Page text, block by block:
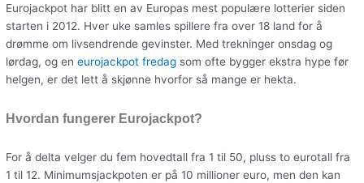
Eurojackpot har blitt en av Europas mest populære lotterier siden
starten i 2012. Hver uke samles spillere fra over 18 land for å
drømme om livsendrende gevinster. Med trekninger onsdag og
lørdag, og eneurojackpot fredag som ofte bygger ekstra hype før
helgen, er det lett å skjønne hvorfor så mange er hekta.
Hvordan fungerer Eurojackpot?
For å delta velger du fem hovedtall fra 1 til 50, pluss to eurotall fra
1 til 12. Minimumsjackpoten er på 10 millioner euro, men den kan